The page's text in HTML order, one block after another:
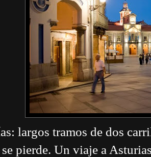
largos tramos de dos
pierde. Un viaje a